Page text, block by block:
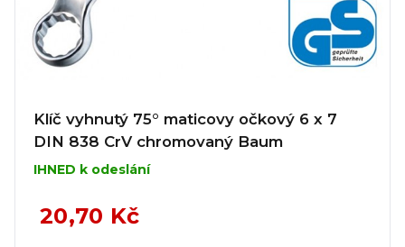
Klíč vyhnutý 75° maticovy očkový 6 x 7
DIN 838 CrV chromovaný Baum
IHNED k odeslání
20,70 Kč